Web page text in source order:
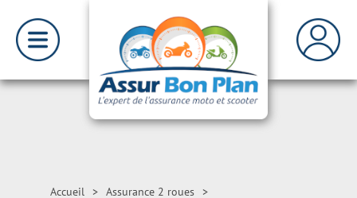
Accueil > Assurance 2 roues >